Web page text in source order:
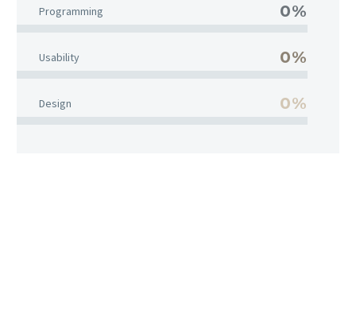
Programming 0%
Usability 0%
Design 0%